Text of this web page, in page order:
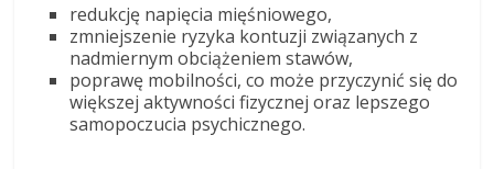
redukcję napięcia mięśniowego,
zmniejszenie ryzyka kontuzji związanych z
nadmiernym obciążeniem stawów,
poprawę mobilności, co może przyczynić się do
większej aktywności fizycznej oraz lepszego
samopoczucia psychicznego.